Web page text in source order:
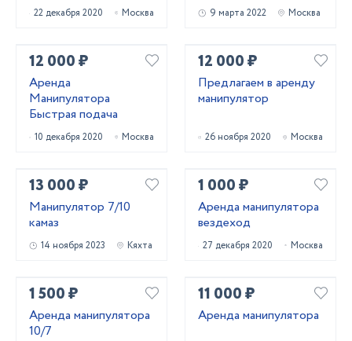
22 декабря 2020 Москва 9 марта 2022 Москва
12 000 ₽
Аренда
Манипулятора
Быстрая подача
10 декабря 2020 Москва
12 000 ₽
Предлагаем в аренду
манипулятор
26 ноября 2020 Москва
13 000 ₽
Манипулятор 7/10
камаз
14 ноября 2023 Кяхта
1 000 ₽
Аренда манипулятора
вездеход
27 декабря 2020 Москва
1 500 ₽
Аренда манипулятора
10/7
11 000 ₽
Аренда манипулятора